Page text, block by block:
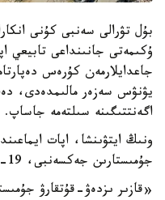
بۇل تۋرالى سەنبى كۇنى
ۇكىمەتى جانىنداعى تابيعي
يۋنۋس سەزەر مالىمدەدى،
اگەنتتىگىنە سىلتەمە جاساپ.
ونىڭ ايتۋىنشا، اپات
جۇمىستارىن جەكسەنبى، 19-اقپاندا اياقتاۋ جوسپارلانعان.